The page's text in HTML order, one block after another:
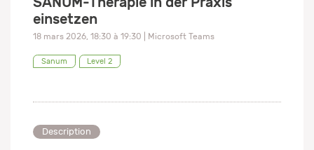
einsetzen
18 mars 2026, 18:30 à 19:30 | Microsoft Teams
Sanum Level 2
Description